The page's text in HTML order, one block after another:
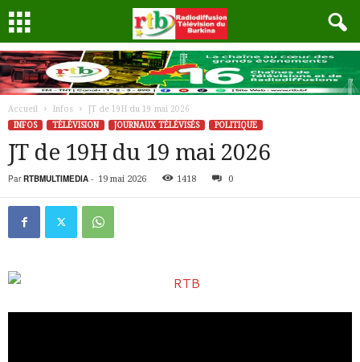
Accueil Infos
JT de 19H du 19 mai 2026
INFOS
TÉLÉVISION JOURNAUX TÉLÉVISÉS POLITIQUE
JT de 19H du 19 mai 2026
Par RTBMULTIMEDIA - 19 mai 2026 1418 0